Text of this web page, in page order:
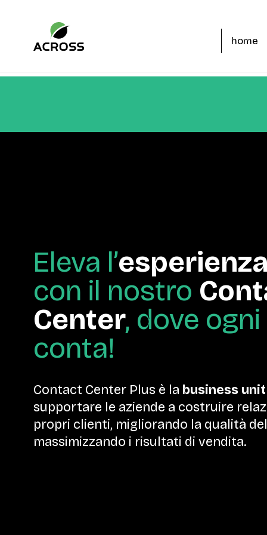
home
Eleva l’
con il nostro
Center, dove
conta!
Contact Center Plus è la business
supportare le aziende a costruire
propri clienti, migliorando la qualità
massimizzando i risultati di vendita.